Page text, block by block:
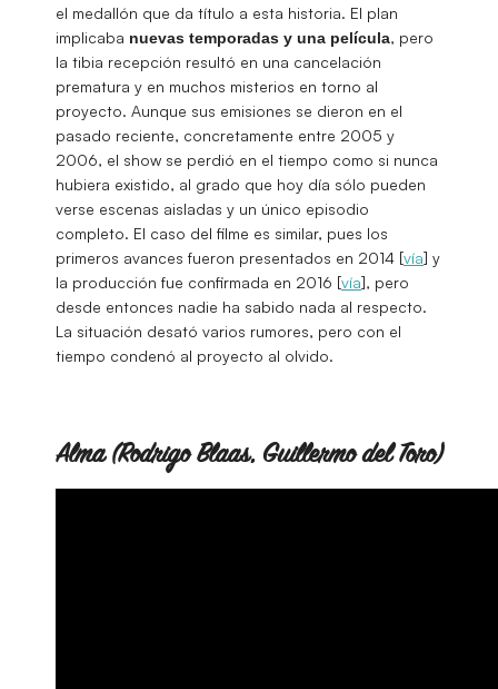
el medallón que da título a esta historia. El plan
implicaba nuevas temporadas y una película, pero
la tibia recepción resultó en una cancelación
prematura y en muchos misterios en torno al
proyecto. Aunque sus emisiones se dieron en el
pasado reciente, concretamente entre 2005 y
2006, el show se perdió en el tiempo como si nunca
hubiera existido, al grado que hoy día sólo pueden
verse escenas aisladas y un único episodio
completo. El caso del filme es similar, pues los
primeros avances fueron presentados en 2014 [vía] y
la producción fue confirmada en 2016 [vía], pero
desde entonces nadie ha sabido nada al respecto.
La situación desató varios rumores, pero con el
tiempo condenó al proyecto al olvido.
Alma (Rodrigo Blaas, Guillermo del Toro)